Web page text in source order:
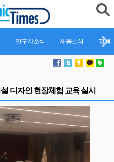
연구자소식 채용소식 정책
디자인 현장체험 교육 실시